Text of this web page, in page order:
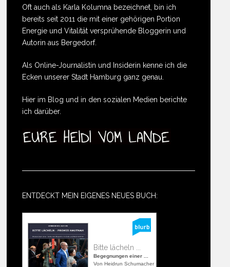
Oft auch als Karla Kolumna bezeichnet, bin ich
bereits seit 2011 die mit einer gehörigen Portion
Energie und Vitalität versprühende Bloggerin und
Autorin aus Bergedorf.
Als Online-Journalistin und Insiderin kenne ich die
Ecken unserer Stadt Hamburg ganz genau.
Hier im Blog und in den sozialen Medien berichte
ich darüber.
ENTDECKT MEIN EIGENES NEUES BUCH:
Bitte lächeln ...
Begegnungen einer ...
Von Heidrun Schumacher